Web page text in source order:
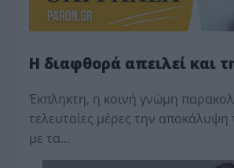
Η διαφθορά απειλεί και
Έκπληκτη, η κοινή γνώμη
τελευταίες μέρες την αποκάλυψη
με τα…